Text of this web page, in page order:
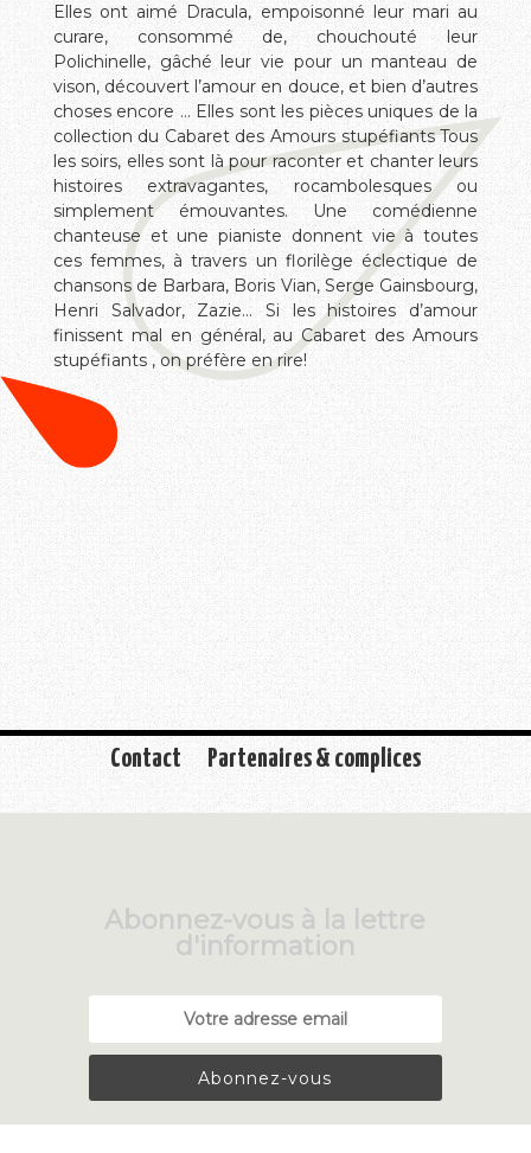
Elles ont aimé Dracula, empoisonné leur mari au
curare, consommé de, chouchouté leur
Polichinelle, gâché leur vie pour un manteau de
vison, découvert l’amour en douce, et bien d’autres
choses encore … Elles sont les pièces uniques de la
collection du Cabaret des Amours stupéfiants Tous
les soirs, elles sont là pour raconter et chanter leurs
histoires extravagantes, rocambolesques ou
simplement émouvantes. Une comédienne
chanteuse et une pianiste donnent vie à toutes
ces femmes, à travers un florilège éclectique de
chansons de Barbara, Boris Vian, Serge Gainsbourg,
Henri Salvador, Zazie… Si les histoires d’amour
finissent mal en général, au Cabaret des Amours
stupéfiants , on préfère en rire!
Contact Partenaires & complices
Abonnez-vous à la lettre
d'information
Abonnez-vous